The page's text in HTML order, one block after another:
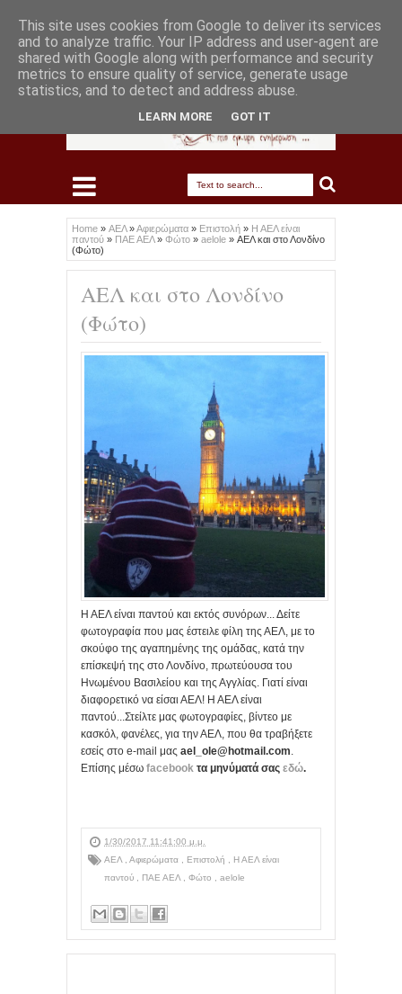
Home » ΑΕΛ»Αφιερώματα » Επιστολή » Η ΑΕΛ είναι
παντού » ΠΑΕ ΑΕΛ» Φώτο » aelole » ΑΕΛ και στο Λονδίνο
(Φώτο)
ΑΕΛ και στο Λονδίνο
(Φώτο)
Η ΑΕΛ είναι παντού και εκτός συνόρων... Δείτε
φωτογραφία που μας έστειλε φίλη της ΑΕΛ, με το
σκούφο της αγαπημένης της ομάδας, κατά την
επίσκεψή της στο Λονδίνο, πρωτεύουσα του
Ηνωμένου Βασιλείου και της Αγγλίας. Γιατί είναι
διαφορετικό να είσαι ΑΕΛ! Η ΑΕΛ είναι
παντού...Στείλτε μας φωτογραφίες, βίντεο με
κασκόλ, φανέλες, για την ΑΕΛ, που θα τραβήξετε
εσείς στο e-mail μας ael_ole@hotmail.com.
Επίσης μέσω facebook τα μηνύματά σας εδώ.
1/30/2017 11:41:00 μ.μ.
ΑΕΛ , Αφιερώματα , Επιστολή , Η ΑΕΛ είναι
παντού , ΠΑΕ ΑΕΛ , Φώτο , aelole
This site uses cookies from Google to deliver its services
and to analyze traffic. Your IP address and user-agent are
shared with Google along with performance and security
metrics to ensure quality of service, generate usage
statistics, and to detect and address abuse.
LEARN MORE GOT IT